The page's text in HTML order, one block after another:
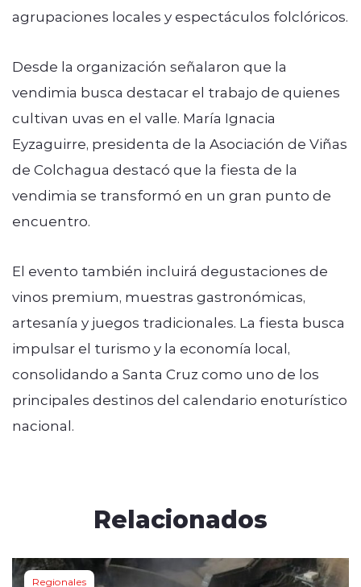
agrupaciones locales y espectáculos folclóricos.
Desde la organización señalaron que la
vendimia busca destacar el trabajo de quienes
cultivan uvas en el valle. María Ignacia
Eyzaguirre, presidenta de la Asociación de Viñas
de Colchagua destacó que la fiesta de la
vendimia se transformó en un gran punto de
encuentro.
El evento también incluirá degustaciones de
vinos premium, muestras gastronómicas,
artesanía y juegos tradicionales. La fiesta busca
impulsar el turismo y la economía local,
consolidando a Santa Cruz como uno de los
principales destinos del calendario enoturístico
nacional.
Relacionados
Regionales